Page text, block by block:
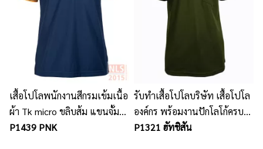
เสื้อโปโลพนักงานสีกรมเข้มเนื้อ
ผ้า Tk micro ขลิบส้ม แขนจั้ม
ปักสามจุด
P1439 PNK
รับทำเสื้อโปโลบริษัท เสื้อโปโล
องค์กร พร้อมงานปักโลโก้ครบ
เซ็ต
P1321 ฮัทชิสัน